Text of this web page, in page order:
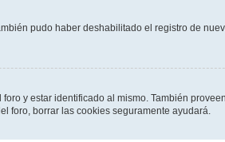
pudo haber deshabilitado el registro de
y estar identificado al mismo. También
foro, borrar las cookies seguramente ayudará.